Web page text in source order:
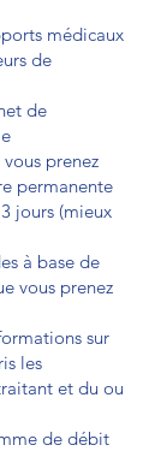
médicaux
de
de
prenez
permanente
jours (mieux
à base de
vous prenez
sur
les
et du ou
de débit